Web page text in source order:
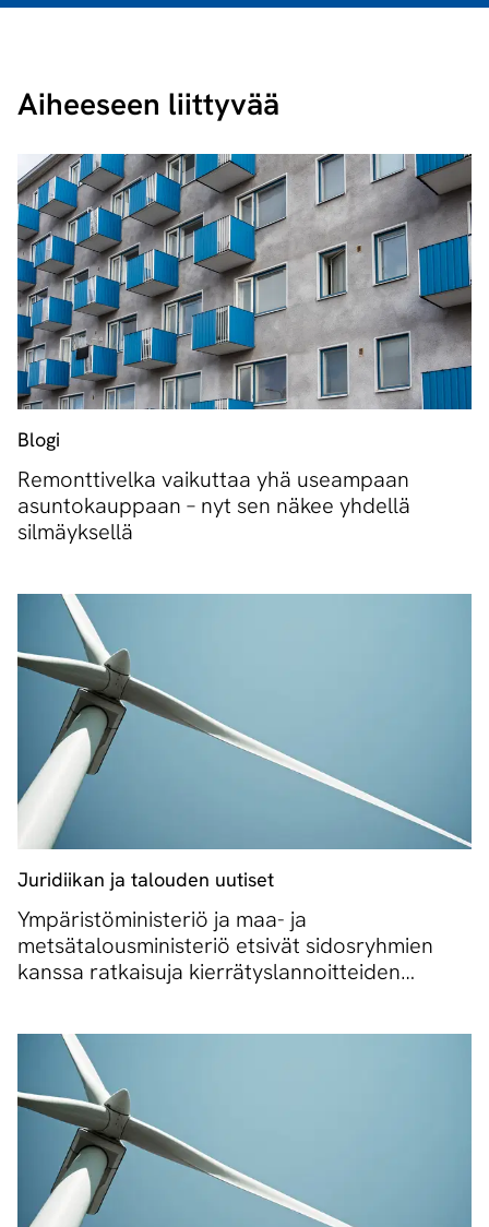
Aiheeseen liittyvää
Blogi
Remonttivelka vaikuttaa yhä useampaan
asuntokauppaan – nyt sen näkee yhdellä
silmäyksellä
Juridiikan ja talouden uutiset
Ympäristöministeriö ja maa- ja
metsätalousministeriö etsivät sidosryhmien
kanssa ratkaisuja kierrätyslannoitteiden